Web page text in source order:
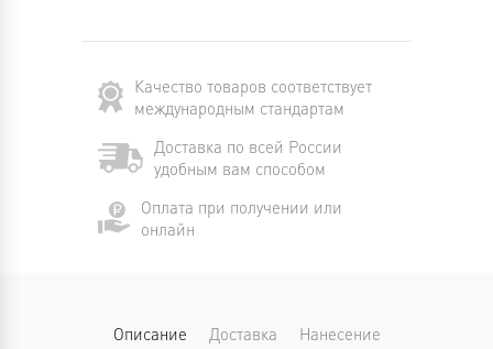
Качество товаров соответствует
международным стандартам
Доставка по всей России
удобным вам способом
Оплата при получении или
онлайн
Описание Доставка Нанесение